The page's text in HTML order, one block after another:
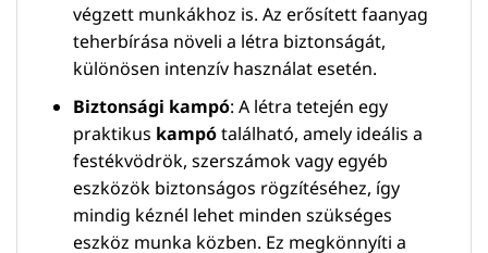
végzett munkákhoz is. Az erősített faanyag
teherbírása növeli a létra biztonságát,
különösen intenzív használat esetén.
Biztonsági kampó: A létra tetején egy
praktikus kampótalálható, amely ideális a
festékvödrök, szerszámok vagy egyéb
eszközök biztonságos rögzítéséhez, így
mindig kéznél lehet minden szükséges
eszköz munka közben. Ez megkönnyíti a